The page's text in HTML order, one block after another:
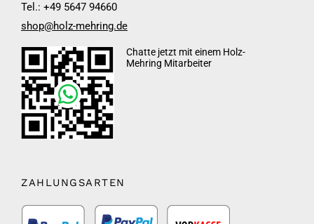
Tel.: +49 5647 94660
shop@holz-mehring.de
Chatte jetzt mit einem Holz-
Mehring Mitarbeiter
ZAHLUNGSARTEN